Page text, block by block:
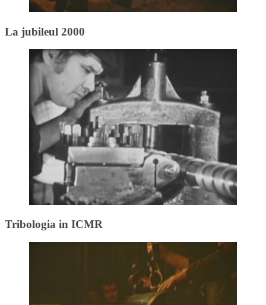
La jubileul 2000
Tribologia in ICMR